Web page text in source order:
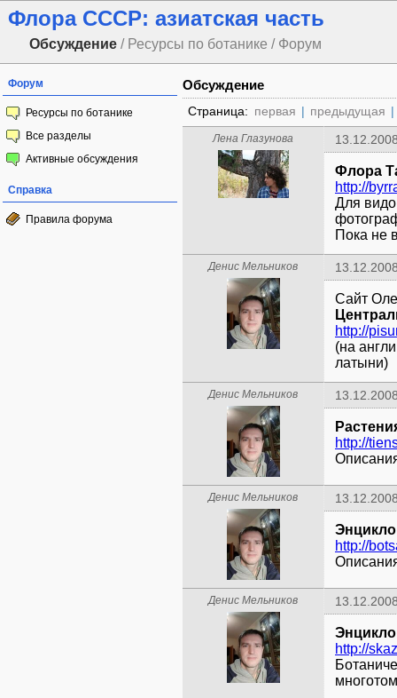
Флора СССР: азиатская часть
Обсуждение / Ресурсы по ботанике / Форум
Форум
Ресурсы по ботанике
Все разделы
Активные обсуждения
Справка
Правила форума
Обсуждение
Страница: первая | предыдущая |
Лена Глазунова
Флора
http://
Для
Пока не
Денис Мельников
Сайт
http://
(на
латыни)
Денис Мельников
http://
Денис Мельников
http://
Денис Мельников
http://